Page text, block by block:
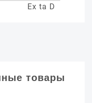
Ex ta D
товары